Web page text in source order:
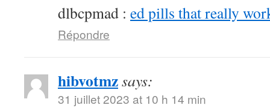
dlbcpmad : ed pills that really
Répondre
hibvotmzsays:
31 juillet 2023 at 10 h 14 min